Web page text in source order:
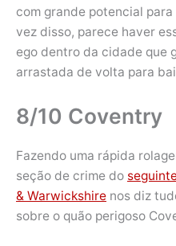
com grande potencial para
vez disso, parece haver
ego dentro da cidade que
arrastada de volta para
8/10 Coventry
Fazendo uma rápida
seção de crime do
& Warwickshire nos diz
sobre o quão perigoso